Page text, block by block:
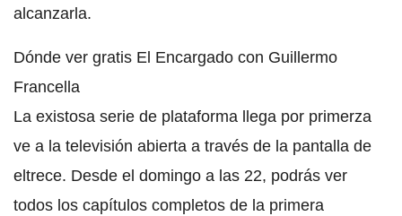
alcanzarla.
Dónde ver gratis El Encargado con Guillermo
Francella
La existosa serie de plataforma llega por primerza
ve a la televisión abierta a través de la pantalla de
eltrece. Desde el domingo a las 22, podrás ver
todos los capítulos completos de la primera